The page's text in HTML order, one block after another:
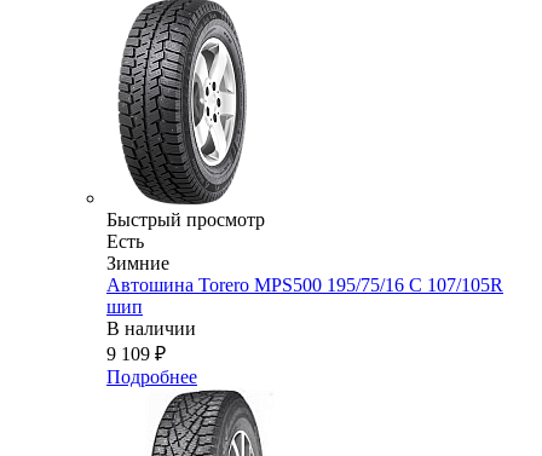
Быстрый просмотр
Есть
Зимние
Автошина Torero MPS500 195/75/16 C 107/105R
шип
В наличии
9 109 ₽
Подробнее